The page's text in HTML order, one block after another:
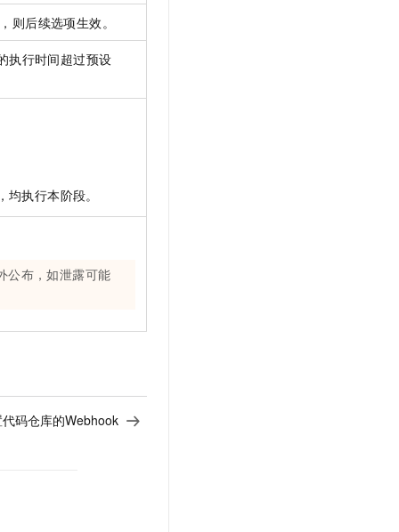
，则后续选项生效。
执行时间超过预设
执行本阶段。
公布，如泄露可能
码仓库的Webhook